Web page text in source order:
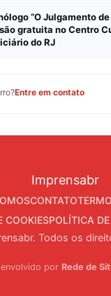
“O Julgamento
gratuita no Centro
do RJ
Entre em contato
CONTATO
COOKIESPOLÍTICA
Todos os
por Rede de